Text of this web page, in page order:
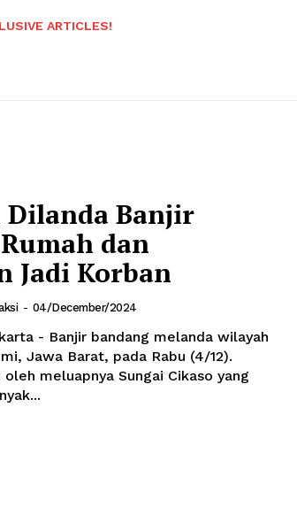
ARTICLES!
Dilanda Banjir
dan
Jadi Korban
- 04/December/2024
- Banjir bandang melanda wilayah
Jawa Barat, pada Rabu (4/12).
meluapnya Sungai Cikaso yang